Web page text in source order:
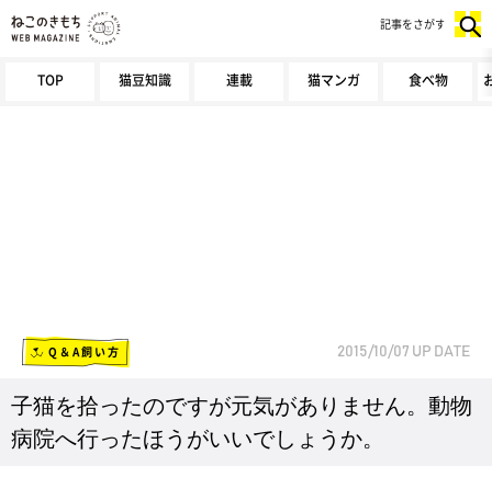
TOP 猫豆知識 連載 猫マンガ 食べ物
記事をさがす
Q＆A飼い方 2015/10/07 UP DATE
子猫を拾ったのですが元気がありません。動物
病院へ行ったほうがいいでしょうか。